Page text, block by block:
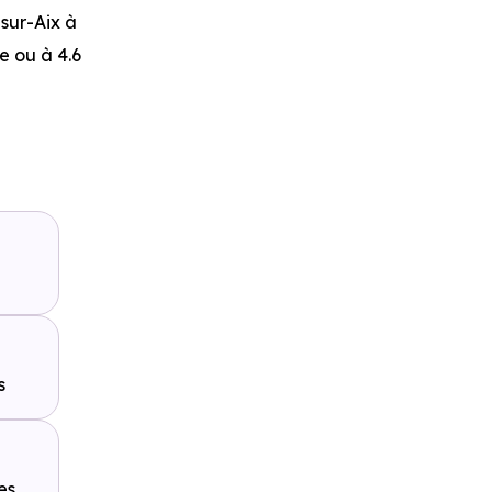
Aix à
ou à 4.6
les-